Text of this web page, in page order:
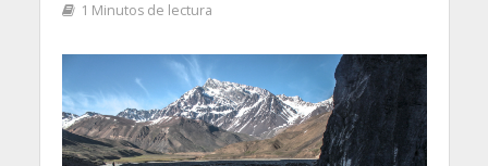
1 Minutos de lectura